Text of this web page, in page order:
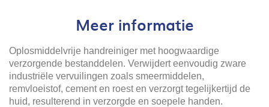
Meer informatie
Oplosmiddelvrije handreiniger met hoogwaardige
verzorgende bestanddelen. Verwijdert eenvoudig zware
industriële vervuilingen zoals smeermiddelen,
remvloeistof, cement en roest en verzorgt tegelijkertijd de
huid, resulterend in verzorgde en soepele handen.